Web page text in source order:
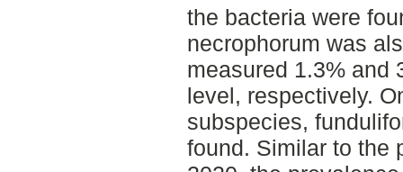
the bacteria were
necrophorum was
measured 1.3% and
level, respectively.
subspecies,
found. Similar to the